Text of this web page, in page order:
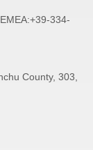
334-
County, 303,